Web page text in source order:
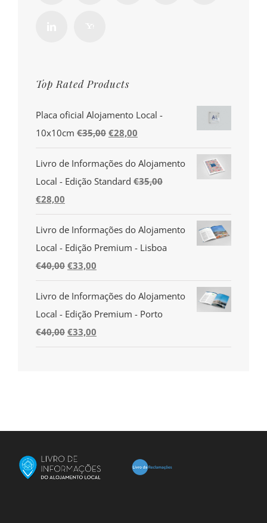
Top Rated Products
Placa oficial Alojamento Local -
10x10cm €35,00 O
preço
original
era:
€28,00
preço
atual
é:
Livro de Informações do Alojamento
Local - Edição Standard €35,00
O
preço
original
era:
€35,00.
€28,00
preço
atual
é:
€28,00.
Livro de Informações do Alojamento
Local - Edição Premium - Lisboa
€40,00 O
preço
original
era:
€40,00.
€33,00
preço
atual
é:
€33,00.
Livro de Informações do Alojamento
Local - Edição Premium - Porto
€40,00 O
preço
€33,00
preço